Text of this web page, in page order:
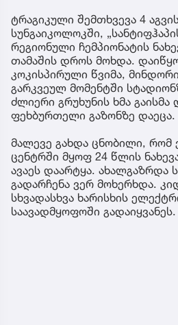
ტრაგიკული შემთხვევა 4
სუნგაიკოლოკში,
რეგიონული ჩემპიონატის
თამაშის დროს მოხდა.
კოკისპირული წვიმა,
გარკვეულ მომენტში
ძლიერი გრუხუნის ხმა გაისმა
ფეხბურთელი გაზონზე დაეცა.
მალევე გახდა ცნობილი, რომ
ცენტრში მყოფ 24 წლის
ავაეს დაარტყა. ახალგაზრდა
გადარჩენა ვერ მოხერხდა.
სხვადასხვა ხარისხის
საავადმყოფოში გადაიყვანეს.